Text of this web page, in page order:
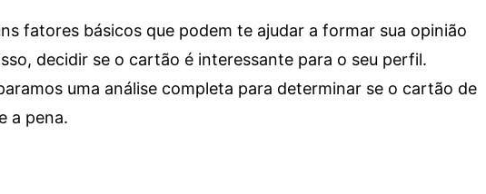
fatores básicos que podem te ajudar a formar sua opinião
decidir se o cartão é interessante para o seu perfil.
uma análise completa para determinar se o cartão de
a pena.